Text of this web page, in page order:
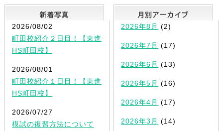
新着写真
2026/08/02
町田校紹介２日目！【東進
HS町田校】
2026/08/01
町田校紹介１日目！【東進
HS町田校】
2026/07/27
模試の復習方法について
2026年8月 (2)
2026年7月 (17)
2026年6月 (13)
2026年5月 (16)
2026年4月 (17)
2026年3月 (14)